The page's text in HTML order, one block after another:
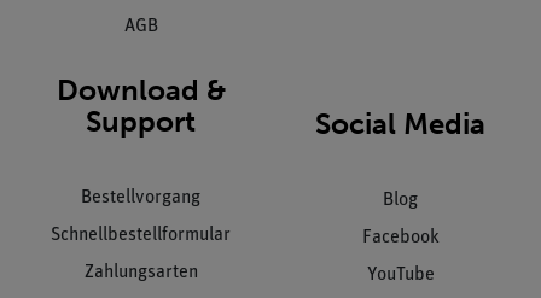
AGB
Download &
Support
Bestellvorgang
Schnellbestellformular
Zahlungsarten
Social Media
Blog
Facebook
YouTube